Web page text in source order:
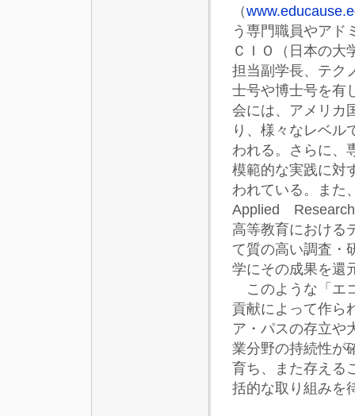
（
う専門職員やアド
ＣＩＯ（日本の大
担当副学長、テク
士号や博士号を有
会には、アメリカ
り、様々なレベル
われる。さらに、
模範的な実践に対
われている。ま
Applied Research
高等教育における
て質の高い調査・
学にその成果を還
このような「エ
貢献によって作ら
ア・パスの存立や
業分野の持続性が
育ち、また存える
括的な取り組みを